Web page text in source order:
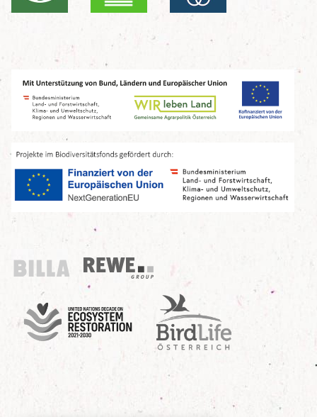
Billa
REWE Group
UN Decade
Birdlife